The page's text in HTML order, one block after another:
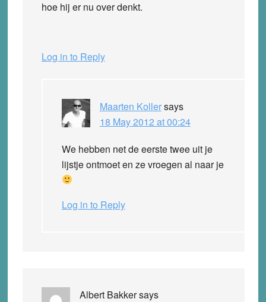
hoe hij er nu over denkt.
Log in to Reply
Maarten Kollersays
18 May 2012 at 00:24
We hebben net de eerste twee uit je
lijstje ontmoet en ze vroegen al naar je
Log in to Reply
Albert Bakkersays